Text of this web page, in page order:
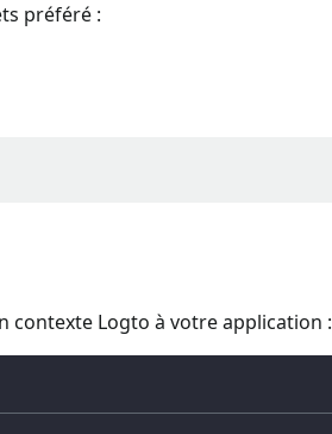
préféré :
contexte Logto à votre application :